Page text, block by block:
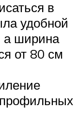
в
удобной
а ширина
от 80 см